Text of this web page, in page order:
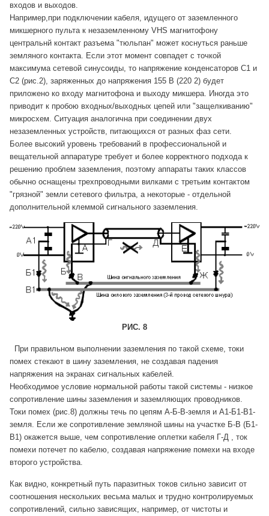
входов и выходов.
Например,при подключении кабеля, идущего от заземленного
микшерного пульта к незаземленному VHS магнитофону
центральнй контакт разъема "тюльпан" может коснуться раньше
земляного контакта. Если этот момент совпадет с точкой
максимума сетевой синусоиды, то напряжение конденсаторов С1 и
С2 (рис.2), заряженных до напряжения 155 В (220 2) будет
приложено ко входу магнитофона и выходу микшера. Иногда это
приводит к пробою входных/выходных цепей или "защелкиванию"
микросхем. Ситуация аналогична при соединении двух
незаземленных устройств, питающихся от разных фаз сети.
Более высокий уровень требований в профессиональной и
вещательной аппаратуре требует и более корректного подхода к
решению проблем заземления, поэтому аппараты таких классов
обычно оснащены трехпроводными вилками с третьим контактом
"грязной" земли сетевого фильтра, а некоторые - отдельной
дополнительной клеммой сигнального заземления.
РИС. 8
При правильном выполнении заземления по такой схеме, токи
помех стекают в шину заземления, не создавая падения
напряжения на экранах сигнальных кабелей.
Необходимое условие нормальной работы такой системы - низкое
сопротивление шины заземления и заземляющих проводников.
Токи помех (рис.8) должны течь по цепям А-Б-В-земля и А1-Б1-В1-
земля. Если же сопротивление земляной шины на участке Б-В (Б1-
В1) окажется выше, чем сопротивление оплетки кабеля Г-Д , ток
помехи потечет по кабелю, создавая напряжение помехи на входе
второго устройства.
Как видно, конкретный путь паразитных токов сильно зависит от
соотношения нескольких весьма малых и трудно контролируемых
сопротивлений, сильно зависящих, например, от чистоты и